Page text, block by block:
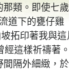
類。即使七
道下的甕仔
拓印著我與這
這樣祈禱著。
隔外細緻，